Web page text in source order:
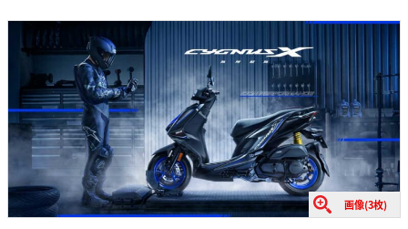
画像(3枚)